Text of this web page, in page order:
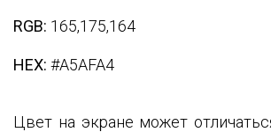
RGB: 165,175,164
HEX: #A5AFA4
Цвет на экране может